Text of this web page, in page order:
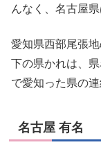
んなく、名古屋
愛知県西部尾張
下の県かれは、
で愛知った県の
名古屋 有名